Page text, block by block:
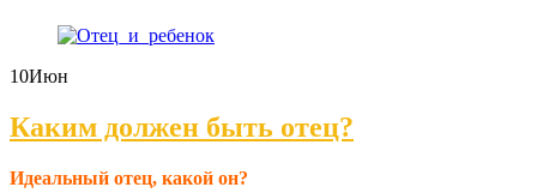
10Июн
Каким должен быть отец?
Идеальный отец, какой он?